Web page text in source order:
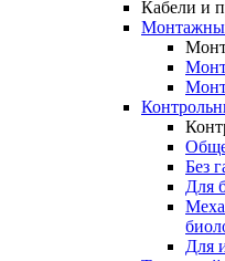
Кабели и
Без
Для
Для